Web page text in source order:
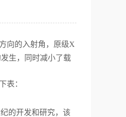
向的入射角，原级X
生，同时减小了载
表：
的开发和研究，该